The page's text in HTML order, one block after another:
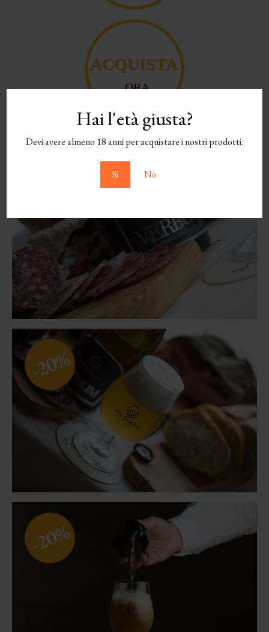
Hai l'età giusta?
Devi avere almeno 18 anni per acquistare i nostri prodotti.
Si No